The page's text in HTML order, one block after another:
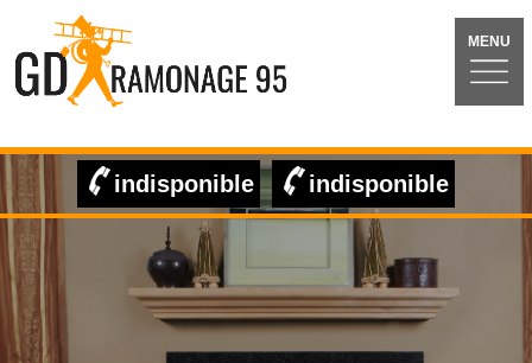
MENU
indisponible indisponible